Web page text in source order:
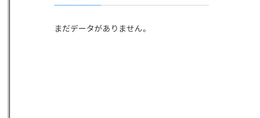
まだデータがありません。